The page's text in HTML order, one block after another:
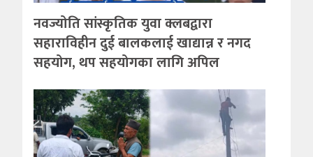
नवज्योति सांस्कृतिक युवा क्लबद्वारा
सहाराविहीन दुई बालकलाई खाद्यान्न र नगद
सहयोग, थप सहयोगका लागि अपिल